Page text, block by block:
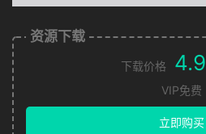
资源下载
下载价格 4.9
VIP免费
立即购买